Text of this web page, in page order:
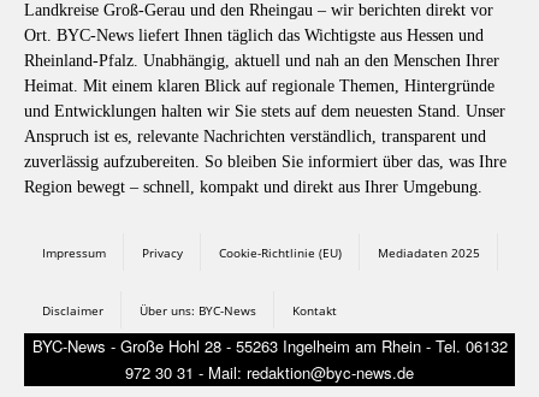
Landkreise Groß-Gerau und den Rheingau – wir berichten direkt vor
Ort. BYC-News liefert Ihnen täglich das Wichtigste aus Hessen und
Rheinland-Pfalz. Unabhängig, aktuell und nah an den Menschen Ihrer
Heimat. Mit einem klaren Blick auf regionale Themen, Hintergründe
und Entwicklungen halten wir Sie stets auf dem neuesten Stand. Unser
Anspruch ist es, relevante Nachrichten verständlich, transparent und
zuverlässig aufzubereiten. So bleiben Sie informiert über das, was Ihre
Region bewegt – schnell, kompakt und direkt aus Ihrer Umgebung.
Impressum Privacy Cookie-Richtlinie (EU) Mediadaten 2025
Disclaimer Über uns: BYC-News Kontakt
BYC-News - Große Hohl 28 - 55263 Ingelheim am Rhein - Tel. 06132
972 30 31 - Mail: redaktion@byc-news.de